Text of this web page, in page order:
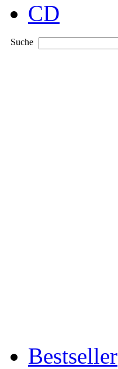
CD
Suche
Bestseller